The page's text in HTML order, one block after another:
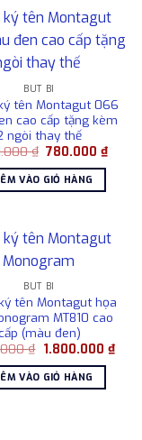
BÚT BI
tên Montagut 066
cao cấp tặng kèm
ngòi thay thế
₫ Giá
là:
1.080.000 ₫.
780.000₫Giá
hiện
VÀO GIỎ HÀNG
BÚT BI
tên Montagut họa
MT810 cao
(màu đen)
₫ Giá
là:
2.050.000 ₫.
1.800.000 ₫Giá
hiện
VÀO GIỎ HÀNG